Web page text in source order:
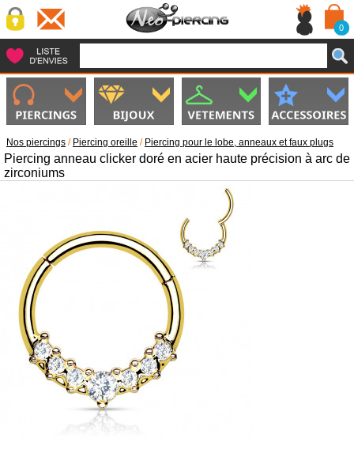
0
Nos piercings / Piercing oreille / Piercing pour le lobe, anneaux et faux plugs
Piercing anneau clicker doré en acier haute précision à arc de
zirconiums